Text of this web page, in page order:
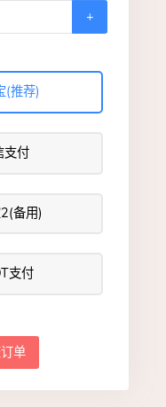
+
(推荐)
支付
备用)
支付
单